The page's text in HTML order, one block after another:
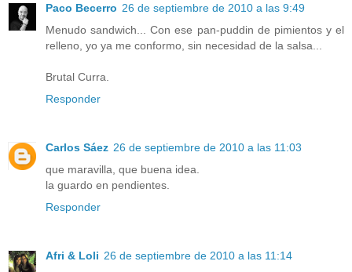
Paco Becerro 26 de septiembre de 2010 a las 9:49
Menudo sandwich... Con ese pan-puddin de pimientos y el
relleno, yo ya me conformo, sin necesidad de la salsa...
Brutal Curra.
Responder
Carlos Sáez 26 de septiembre de 2010 a las 11:03
que maravilla, que buena idea.
la guardo en pendientes.
Responder
Afri & Loli 26 de septiembre de 2010 a las 11:14